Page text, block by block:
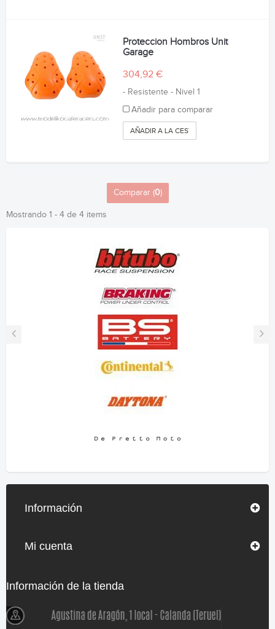
Proteccion Hombros Unit
Garage
304,92 €
- Resistente - Nivel 1
Añadir para comparar
AÑADIR A LA CESTA
Comparar (0)
Mostrando 1 - 4 de 4 items
Información
Mi cuenta
Información de la tienda